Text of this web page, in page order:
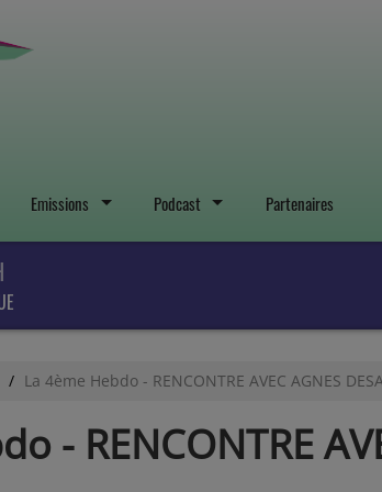
Emissions Podcast Partenaires
La 4ème Hebdo - RENCONTRE AVEC AGNES
- RENCONTRE